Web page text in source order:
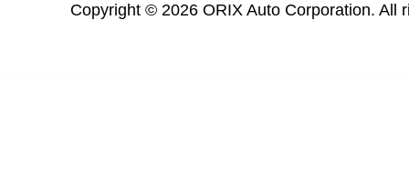
Copyright © 2026 ORIX Auto Corporation. All